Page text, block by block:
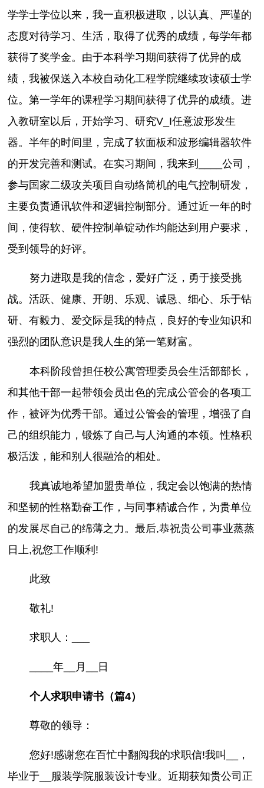
学学士学位以来，我一直积极进取，以认真、严谨的
态度对待学习、生活，取得了优秀的成绩，每学年都
获得了奖学金。由于本科学习期间获得了优异的成
绩，我被保送入本校自动化工程学院继续攻读硕士学
位。第一学年的课程学习期间获得了优异的成绩。进
入教研室以后，开始学习、研究V_I任意波形发生
器。半年的时间里，完成了软面板和波形编辑器软件
的开发完善和测试。在实习期间，我来到____公司，
参与国家二级攻关项目自动络筒机的电气控制研发，
主要负责通讯软件和逻辑控制部分。通过近一年的时
间，使得软、硬件控制单锭动作均能达到用户要求，
受到领导的好评。
努力进取是我的信念，爱好广泛，勇于接受挑
战。活跃、健康、开朗、乐观、诚恳、细心、乐于钻
研、有毅力、爱交际是我的特点，良好的专业知识和
强烈的团队意识是我人生的第一笔财富。
本科阶段曾担任校公寓管理委员会生活部部长，
和其他干部一起带领会员出色的完成公管会的各项工
作，被评为优秀干部。通过公管会的管理，增强了自
己的组织能力，锻炼了自己与人沟通的本领。性格积
极活泼，能和别人很融洽的相处。
我真诚地希望加盟贵单位，我定会以饱满的热情
和坚韧的性格勤奋工作，与同事精诚合作，为贵单位
的发展尽自己的绵薄之力。最后,恭祝贵公司事业蒸蒸
日上,祝您工作顺利!
此致
敬礼!
求职人：___
____年__月__日
个人求职申请书（篇4）
尊敬的领导：
您好!感谢您在百忙中翻阅我的求职信!我叫__，
毕业于__服装学院服装设计专业。近期获知贵公司正